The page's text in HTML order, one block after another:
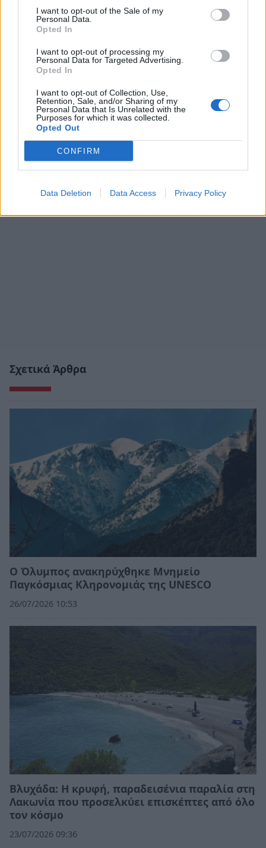
I want to opt-out of the Sale of my
Personal Data.
Opted In
I want to opt-out of processing my
Personal Data for Targeted Advertising.
Opted In
I want to opt-out of Collection, Use,
Retention, Sale, and/or Sharing of my
Personal Data that Is Unrelated with the
Purposes for which it was collected.
Opted Out
CONFIRM
Data Deletion Data Access Privacy Policy
Σχετικά Άρθρα
Ο Όλυμπος ανακηρύχθηκε Μνημείο
Παγκόσμιας Κληρονομιάς της UNESCO
26/07/2026 10:53
Βλυχάδα: Η κρυφή, παραδεισένια παραλία στη
Λακωνία που προσελκύει επισκέπτες από όλο
τον κόσμο
23/07/2026 09:36